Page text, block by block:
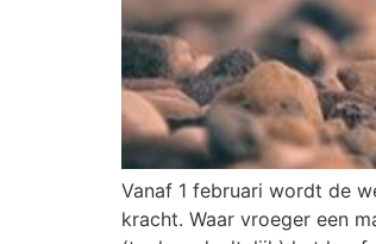
Vanaf 1 februari wordt de
kracht. Waar vroeger een